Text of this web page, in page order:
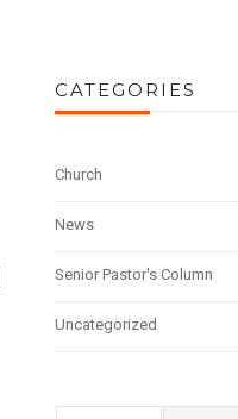
CATEGORIES
Church
News
Senior Pastor's Column
Uncategorized